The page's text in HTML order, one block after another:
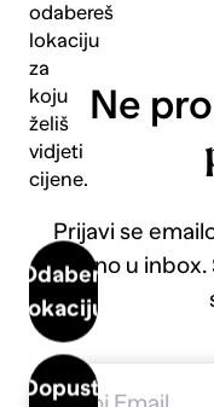
odabereš
lokaciju
za
koju
želiš
vidjeti
cijene.
Odaberi
lokaciju
Dopusti
Ne
Prijavi se
direktno u inbox.